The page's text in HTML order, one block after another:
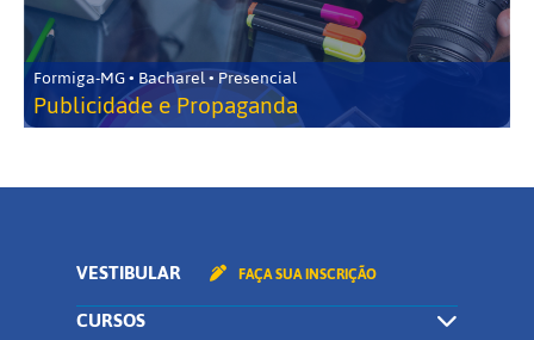
Formiga-MG • Bacharel • Presencial
Publicidade e Propaganda
VESTIBULAR FAÇA SUA INSCRIÇÃO
CURSOS